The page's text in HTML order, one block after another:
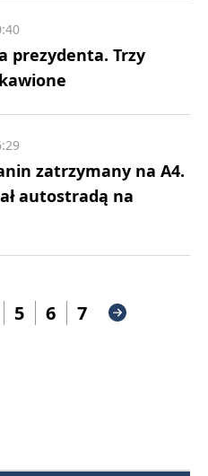
prezydenta. Trzy
zatrzymany na A4.
autostradą na
5 6 7